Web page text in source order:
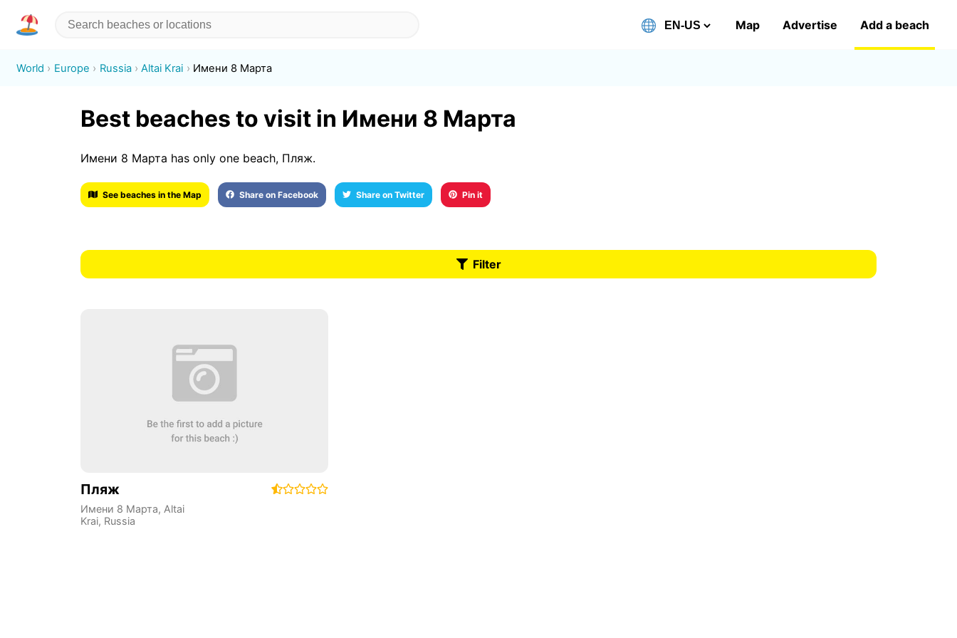
Map Advertise Add a beach
World Europe Russia Altai Krai Имени 8 Марта
Best beaches to visit in Имени 8 Марта
Имени 8 Марта has only one beach, Пляж.
See beaches in the Map Share on Facebook Share on Twitter Pin it
Filter
Пляж
Имени 8 Марта, Altai
Krai, Russia